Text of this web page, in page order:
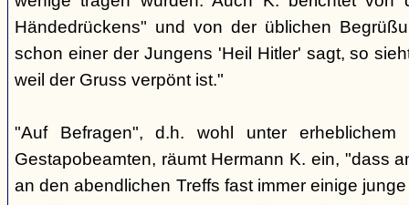
Händedrückens" und von der üblichen
schon einer der Jungens 'Heil Hitler' sagt, so
weil der Gruss verpönt ist."
"Auf Befragen", d.h. wohl unter erheblichem
Gestapobeamten, räumt Hermann K. ein, "dass
an den abendlichen Treffs fast immer einige